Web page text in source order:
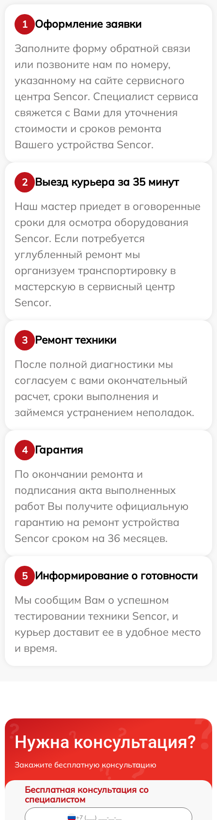
1
Оформление заявки
Заполните форму обратной связи
или позвоните нам по номеру,
указанному на сайте сервисного
центра Sencor. Специалист сервиса
свяжется с Вами для уточнения
стоимости и сроков ремонта
Вашего устройства Sencor.
2
Выезд курьера за 35 минут
Наш мастер приедет в оговоренные
сроки для осмотра оборудования
Sencor. Если потребуется
углубленный ремонт мы
организуем транспортировку в
мастерскую в сервисный центр
Sencor.
3
Ремонт техники
После полной диагностики мы
согласуем с вами окончательный
расчет, сроки выполнения и
займемся устранением неполадок.
4
Гарантия
По окончании ремонта и
подписания акта выполненных
работ Вы получите официальную
гарантию на ремонт устройства
Sencor сроком на 36 месяцев.
5
Информирование о готовности
Мы сообщим Вам о успешном
тестировании техники Sencor, и
курьер доставит ее в удобное место
и время.
Нужна консультация?
Закажите бесплатную консультацию
Бесплатная консультация со
специалистом